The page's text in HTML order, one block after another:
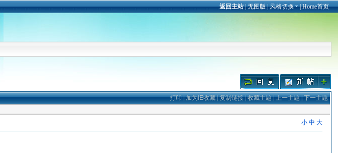
返回主站|无图版|风格切换 |Home首页
打印|加为IE收藏|复制链接|收藏主题|上一主题|下一主题
小 中 大